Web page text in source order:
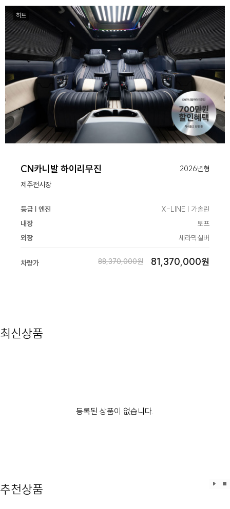
히트
CN카니발 하이리무진
2026년형
제주전시장
등급 | 엔진
X-LINE | 가솔린
내장
토프
외장
세라믹실버
차량가 88,370,000원 81,370,000원
최신상품
등록된 상품이 없습니다.
추천상품 효과